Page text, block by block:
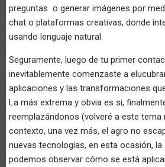
preguntas o generar imágenes por
chat o plataformas creativas, donde
usando lenguaje natural.
Seguramente, luego de tu primer
inevitablemente comenzaste a
aplicaciones y las transformaciones
La más extrema y obvia es si,
reemplazándonos (volveré a este tema
contexto, una vez más, el agro no
nuevas tecnologías, en esta ocasión, la
podemos observar cómo se está